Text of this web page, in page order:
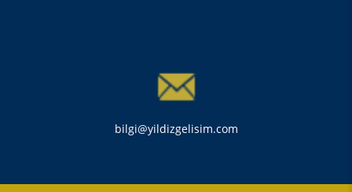
bilgi@yildizgelisim.com